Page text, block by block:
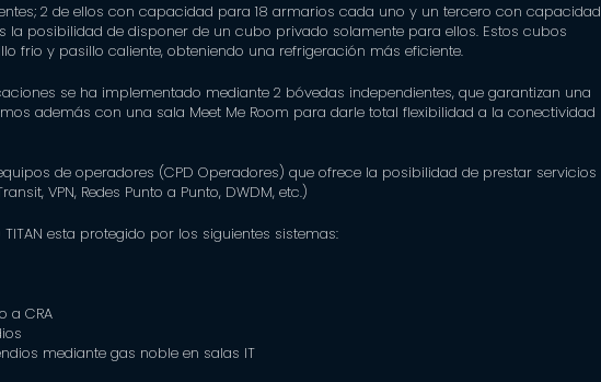
2 de ellos con capacidad para 18 armarios cada uno y un tercero con capacidad
la posibilidad de disponer de un cubo privado solamente para ellos. Estos cubos
frio y pasillo caliente, obteniendo una refrigeración más eficiente.
se ha implementado mediante 2 bóvedas independientes, que garantizan una
además con una sala Meet Me Room para darle total flexibilidad a la conectividad
de operadores (CPD Operadores) que ofrece la posibilidad de prestar servicios
VPN, Redes Punto a Punto, DWDM, etc.)
esta protegido por los siguientes sistemas:
a CRA
mediante gas noble en salas IT